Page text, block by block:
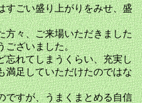
すごい盛り上がりをみせ、盛
方々、ご来場いただきました
ございました。
忘れてしまうくらい、充実し
満足していただけたのではな
ですが、うまくまとめる自信